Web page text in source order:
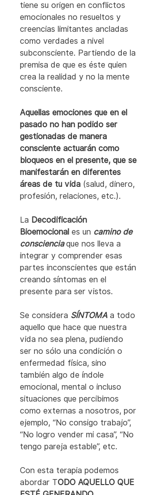
tiene su origen en conflictos
emocionales no resueltos y
creencias limitantes ancladas
como verdades a nivel
subconsciente. Partiendo de la
premisa de que es éste quien
crea la realidad y no la mente
consciente.
Aquellas emociones que en el
pasado no han podido ser
gestionadas de manera
consciente actuarán como
bloqueos en el presente, que se
manifestarán en diferentes
áreas de tu vida (salud, dinero,
profesión, relaciones, etc.).
La Decodificación
Bioemocional es un camino de
consciencia que nos lleva a
integrar y comprender esas
partes inconscientes que están
creando síntomas en el
presente para ser vistos.
Se considera SÍNTOMA a todo
aquello que hace que nuestra
vida no sea plena, pudiendo
ser no sólo una condición o
enfermedad física, sino
también algo de índole
emocional, mental o incluso
situaciones que percibimos
como externas a nosotros, por
ejemplo, “No consigo trabajo”,
“No logro vender mi casa”, “No
tengo pareja estable”, etc.
Con esta terapia podemos
abordar TODO AQUELLO QUE